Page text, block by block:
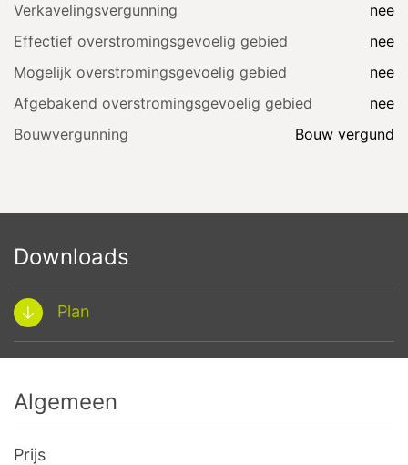
Verkavelingsvergunning
nee
Effectief overstromingsgevoelig gebied
nee
Mogelijk overstromingsgevoelig gebied
nee
Afgebakend overstromingsgevoelig gebied
nee
Bouwvergunning
Bouw vergund
Downloads
Plan
Algemeen
Prijs